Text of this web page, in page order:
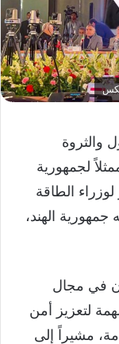
والثروة
لجمهورية
الطاقة
الهند،
في مجال
لتعزيز أمن
مشيراً إلى